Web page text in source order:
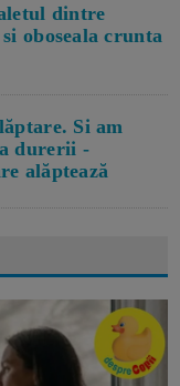
dintre
oboseala crunta
Si am
durerii -
alăptează